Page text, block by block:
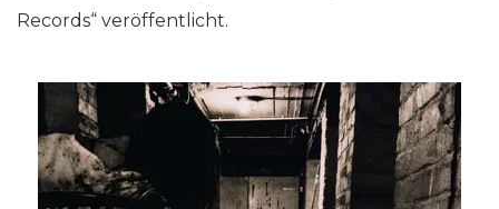
Records“ veröffentlicht.